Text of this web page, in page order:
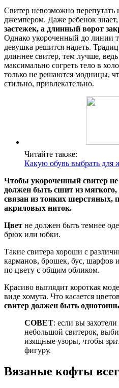
Свитер невозможно
джемпером. Даже ребенок
застежек, а длинный ворот
Однако укороченный до линии
девушка решится надеть.
длиннее свитер, тем лучше, ведь
максимально согреть тело в
только не решаются модницы,
стильно, привлекательно.
Читайте также:
Какую обувь выбрать для
Чтобы укороченный свитер
должен быть сшит из
связан из тонких шерстяных,
акриловых ниток.
Цвет не должен быть темнее
брюк или юбки.
Такие свитера хороши с
карманов, брошек, бус, шарфов
по цвету с общим обликом.
Красиво выглядит короткая
виде хомута. Что касается
свитер должен быть
СОВЕТ: если вы захотели
небольшой свитерок,
изящные узоры, чтобы
фигуру.
Вязаные кофты